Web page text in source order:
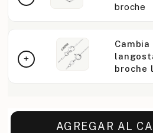
broche
Cambia
broche
AGREGAR AL